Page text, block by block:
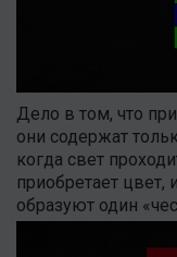
Дело в том, что
они содержат
когда свет
приобретает
образуют один